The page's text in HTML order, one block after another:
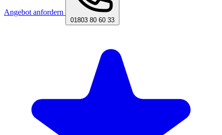
Angebot anfordern
01803 80 60 33